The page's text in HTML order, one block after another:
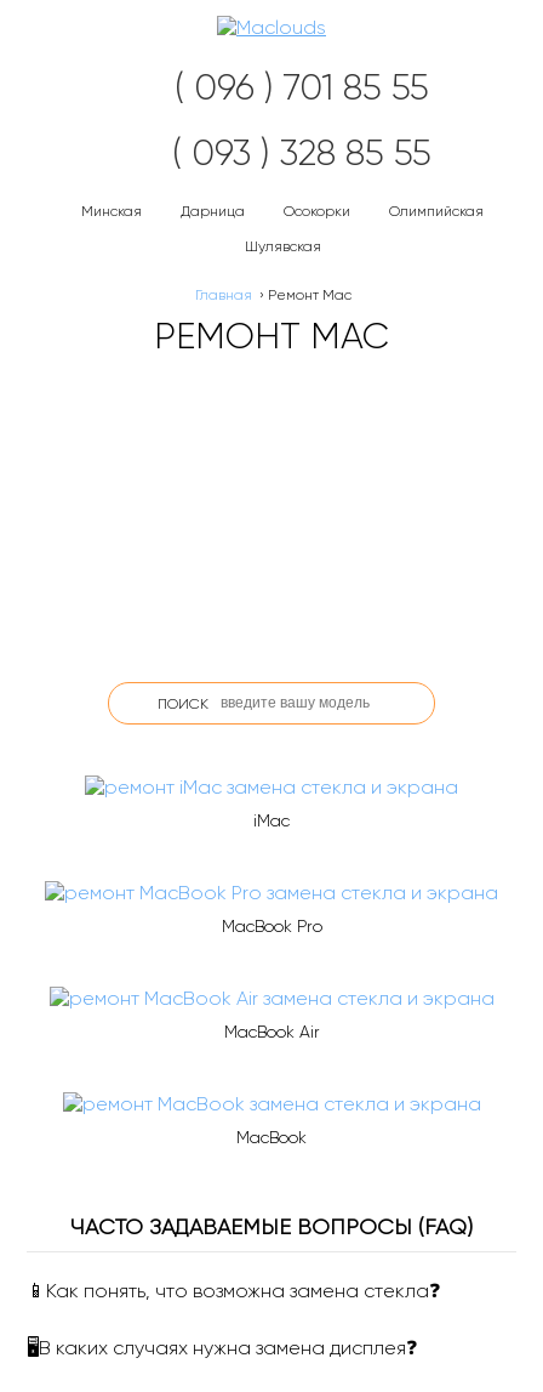
( 096 ) 701 85 55
( 093 ) 328 85 55
Минская Дарница Осокорки Олимпийская
Шулявская
Главная › Ремонт Mac
РЕМОНТ MAC
ПОИСК
iMac
MacBook Pro
MacBook Air
MacBook
ЧАСТО ЗАДАВАЕМЫЕ ВОПРОСЫ (FAQ)
📱Как понять, что возможна замена стекла❓
🖥В каких случаях нужна замена дисплея❓